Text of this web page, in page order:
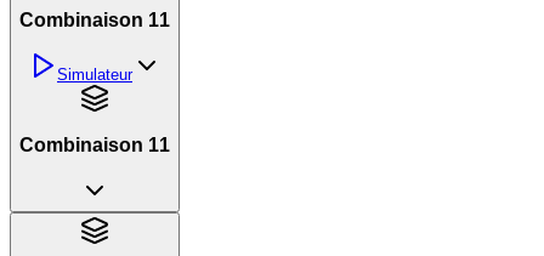
Combinaison 11
Simulateur
Combinaison 11